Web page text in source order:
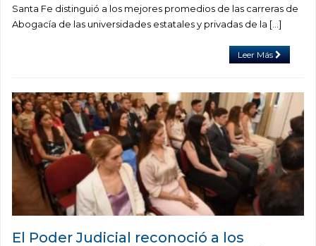
Santa Fe distinguió a los mejores promedios de las carreras de
Abogacía de las universidades estatales y privadas de la […]
Leer Más
El Poder Judicial reconoció a los